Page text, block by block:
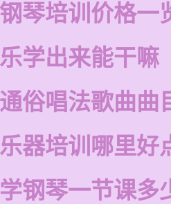
琴培训价格一
学出来能干嘛
俗唱法歌曲曲
器培训哪里好
钢琴一节课多